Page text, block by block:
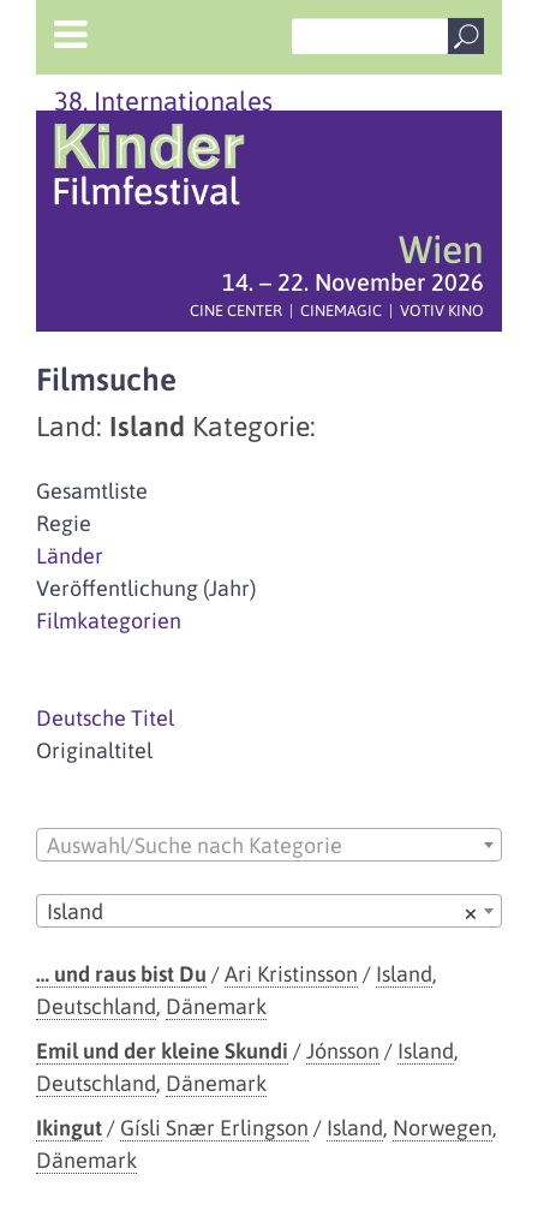
38. Internationales
Wien
14. – 22. November 2026
CINE CENTER | CINEMAGIC | VOTIV KINO
Filmsuche
Land: Island Kategorie:
Gesamtliste
Regie
Länder
Veröffentlichung (Jahr)
Filmkategorien
Deutsche Titel
Originaltitel
Auswahl/Suche nach Kategorie
×
Island
… und raus bist Du /Ari Kristinsson / Island,
Deutschland, Dänemark
Emil und der kleine Skundi /Jónsson / Island,
Deutschland, Dänemark
Ikingut/ Gísli Snær Erlingson / Island, Norwegen,
Dänemark